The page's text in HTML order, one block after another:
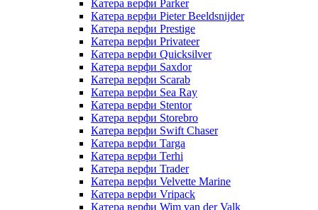
Катера верфи Parker
Катера верфи Pieter Beeldsnijder
Катера верфи Prestige
Катера верфи Privateer
Катера верфи Quicksilver
Катера верфи Saxdor
Катера верфи Scarab
Катера верфи Sea Ray
Катера верфи Stentor
Катера верфи Storebro
Катера верфи Swift Chaser
Катера верфи Targa
Катера верфи Terhi
Катера верфи Trader
Катера верфи Velvette Marine
Катера верфи Vripack
Катера верфи Wim van der Valk